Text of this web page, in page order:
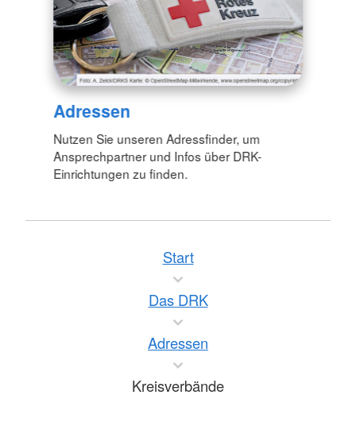
Adressen
Nutzen Sie unseren Adressfinder, um
Ansprechpartner und Infos über DRK-
Einrichtungen zu finden.
Start
Das DRK
Adressen
Kreisverbände